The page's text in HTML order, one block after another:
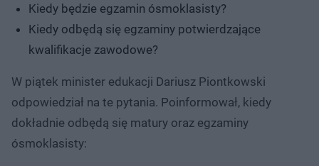
Kiedy będzie egzamin ósmoklasisty?
Kiedy odbędą się egzaminy potwierdzające
kwalifikacje zawodowe?
W piątek minister edukacji Dariusz Piontkowski
odpowiedział na te pytania. Poinformował, kiedy
dokładnie odbędą się matury oraz egzaminy
ósmoklasisty: